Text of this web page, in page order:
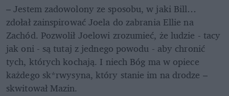
– Jestem zadowolony ze sposobu, w jaki Bill…
zdołał zainspirować Joela do zabrania Ellie na
Zachód. Pozwolił Joelowi zrozumieć, że ludzie - tacy
jak oni - są tutaj z jednego powodu - aby chronić
tych, których kochają. I niech Bóg ma w opiece
każdego sk*rwysyna, który stanie im na drodze –
skwitował Mazin.